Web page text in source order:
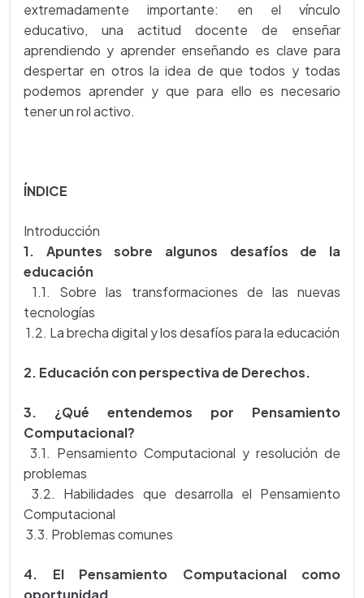
extremadamente importante: en el vínculo
educativo, una actitud docente de enseñar
aprendiendo y aprender enseñando es clave para
despertar en otros la idea de que todos y todas
podemos aprender y que para ello es necesario
tener un rol activo.
ÍNDICE
Introducción
1. Apuntes sobre algunos desafíos de la
educación
1.1. Sobre las transformaciones de las nuevas
tecnologías
1.2. La brecha digital y los desafíos para la educación
2. Educación con perspectiva de Derechos.
3. ¿Qué entendemos por Pensamiento
Computacional?
3.1. Pensamiento Computacional y resolución de
problemas
3.2. Habilidades que desarrolla el Pensamiento
Computacional
3.3. Problemas comunes
4. El Pensamiento Computacional como
oportunidad